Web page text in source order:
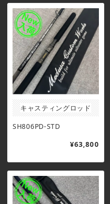
キャスティングロッド
SH806PD-STD
¥63,800